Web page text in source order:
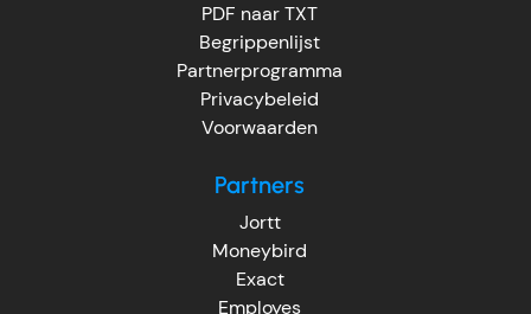
PDF naar TXT
Begrippenlijst
Partnerprogramma
Privacybeleid
Voorwaarden
Partners
Jortt
Moneybird
Exact
Employes